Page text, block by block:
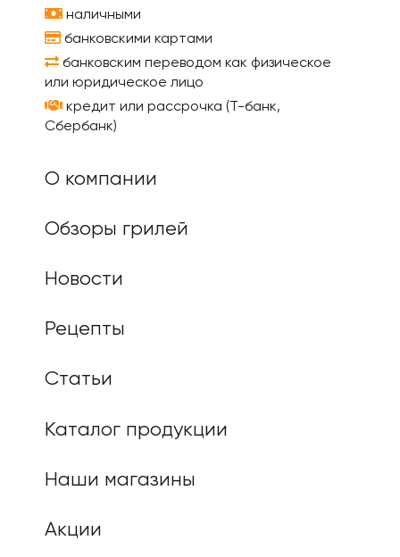
наличными
банковскими картами
банковским переводом как физическое
или юридическое лицо
кредит или рассрочка (Т-банк,
Сбербанк)
О компании
Обзоры грилей
Новости
Рецепты
Статьи
Каталог продукции
Наши магазины
Акции